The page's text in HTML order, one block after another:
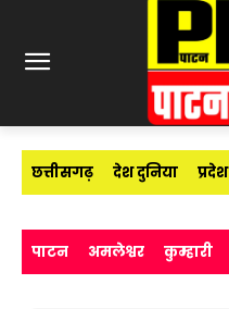
छत्तीसगढ़ देश दुनिया प्रदेश
पाटन अमलेश्वर कुम्हारी